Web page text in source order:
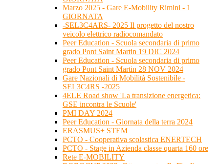
Marzo 2025 - Gare E-Mobility Rimini - 1
GIORNATA
-SEL3C4ARS- 2025 Il progetto del nostro
veicolo elettrico radiocomandato
Peer Education - Scuola secondaria di primo
grado Pont Saint Martin 19 DIC 2024
Peer Education - Scuola secondaria di primo
grado Pont Saint Martin 28 NOV 2024
Gare Nazionali di Mobilità Sostenibile -
SEL3C4RS -2025
4ELE Road show 'La transizione energetica:
GSE incontra le Scuole'
PMI DAY 2024
Peer Education - Giornata della terra 2024
ERASMUS+ STEM
PCTO - Cooperativa scolastica ENERTECH
PCTO - Stage in Azienda classe quarta 160 ore
Rete E-MOBILITY